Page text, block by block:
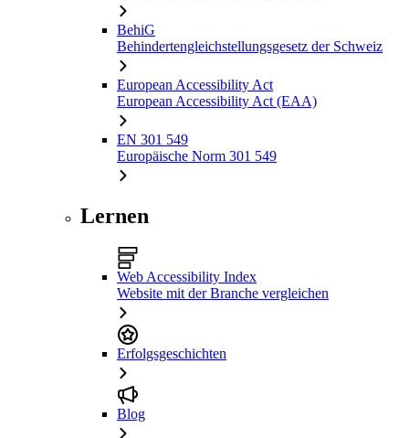
BehiG
Behindertengleichstellungsgesetz der Schweiz
European Accessibility Act
European Accessibility Act (EAA)
EN 301 549
Europäische Norm 301 549
Lernen
Web Accessibility Index
Website mit der Branche vergleichen
Erfolgsgeschichten
Blog